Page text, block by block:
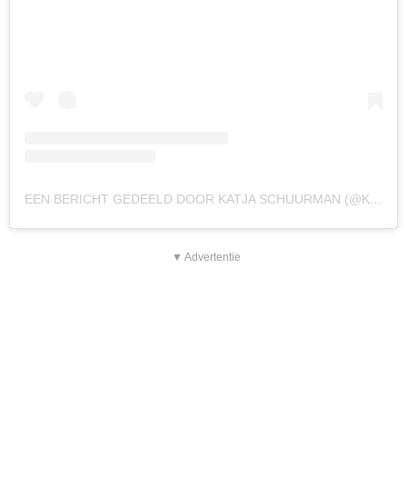
EEN BERICHT GEDEELD DOOR KATJA SCHUURMAN (@KATJASCHUURMAN)
▼ Advertentie